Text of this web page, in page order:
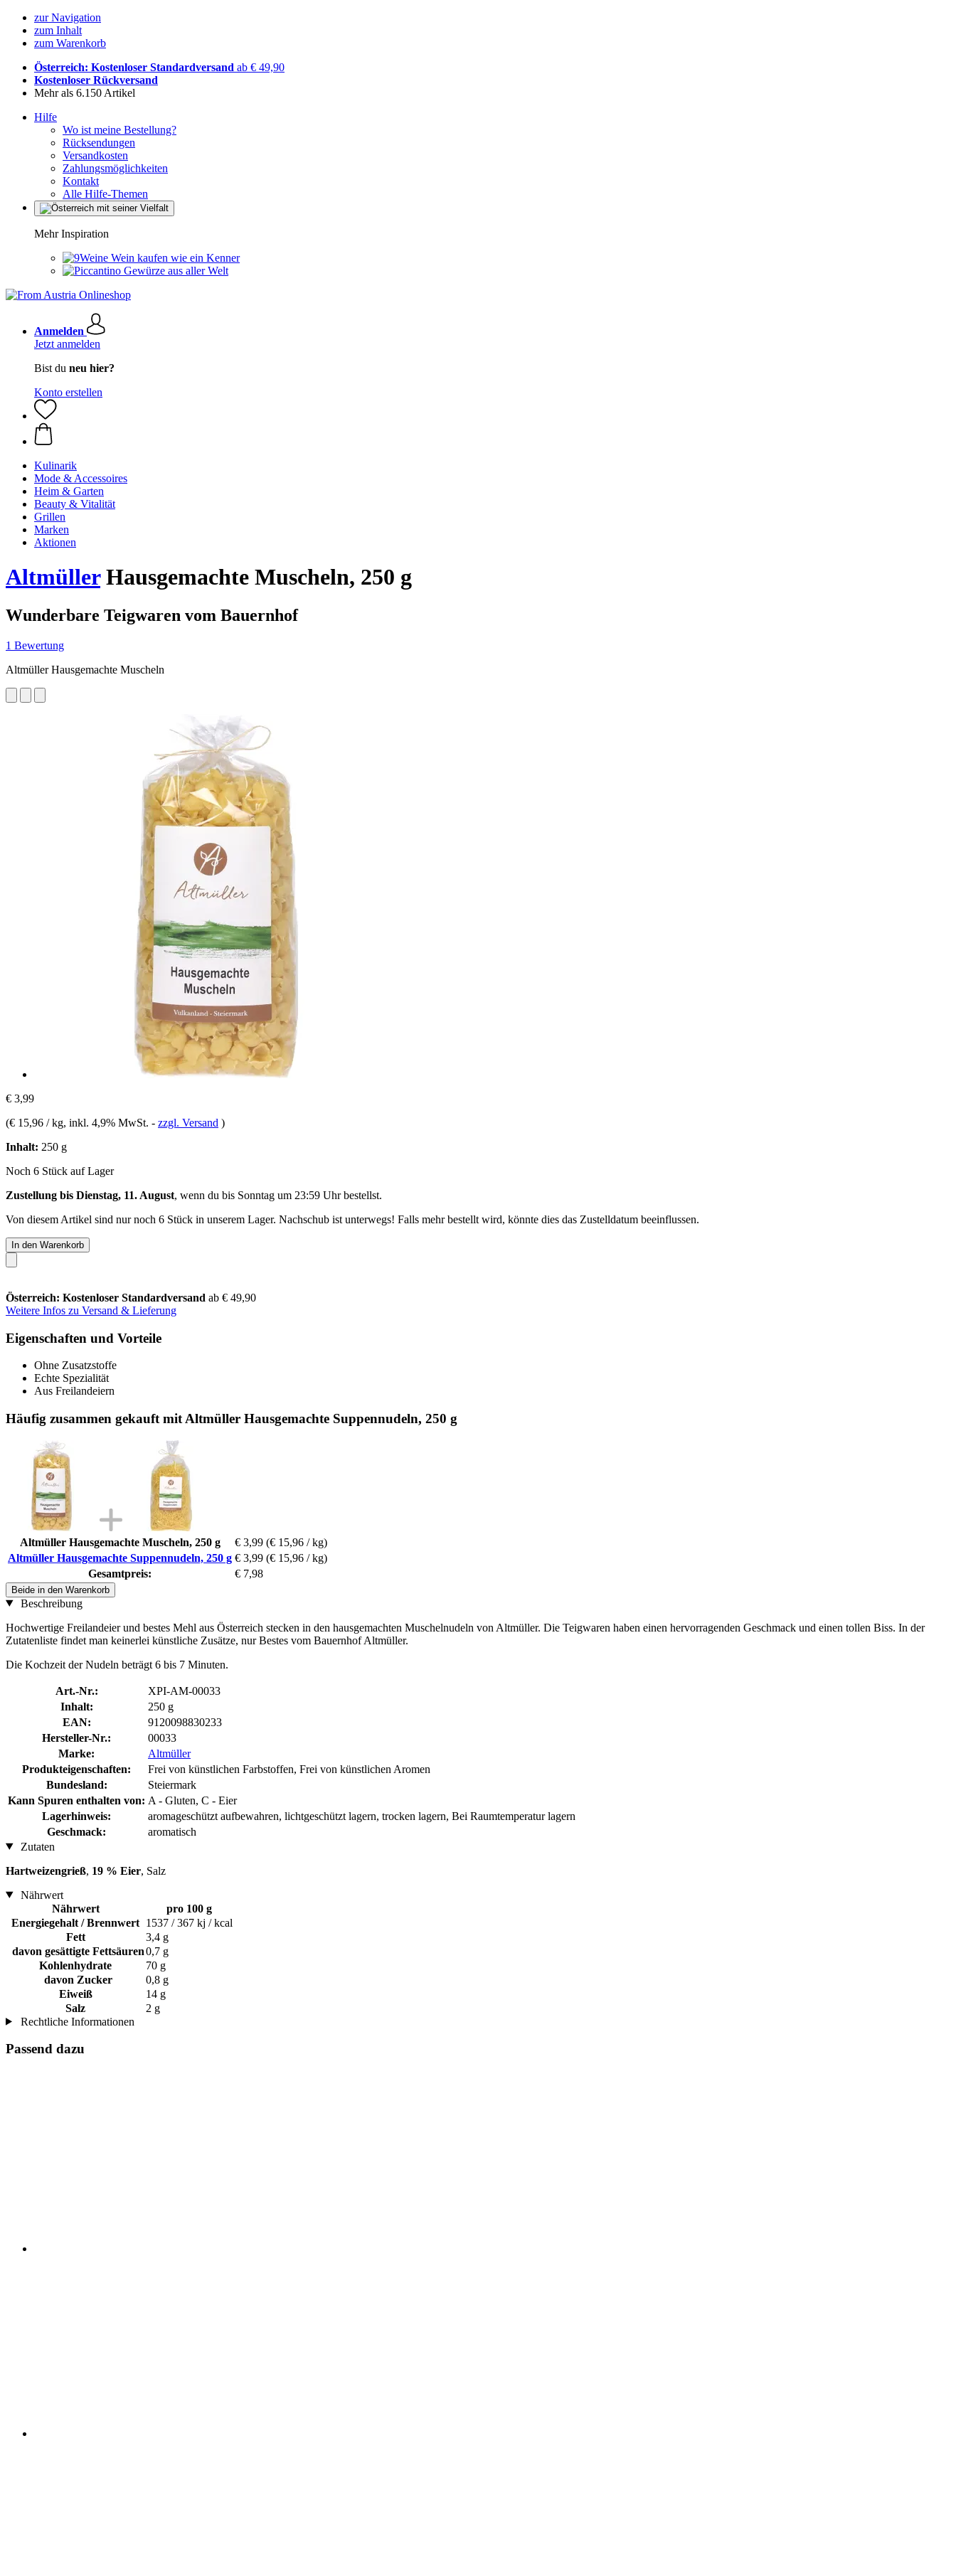
zur Navigation
zum Inhalt
zum Warenkorb
Österreich: Kostenloser Standardversand ab € 49,90
Kostenloser Rückversand
Mehr als 6.150 Artikel
Hilfe
Wo ist meine Bestellung?
Rücksendungen
Versandkosten
Zahlungsmöglichkeiten
Kontakt
Alle Hilfe-Themen
Mehr Inspiration
Wein kaufen wie ein Kenner
Gewürze aus aller Welt
Anmelden
Jetzt anmelden
Bist du neu hier?
Konto erstellen
Kulinarik
Mode & Accessoires
Heim & Garten
Beauty & Vitalität
Grillen
Marken
Aktionen
AltmüllerHausgemachte Muscheln, 250 g
Wunderbare Teigwaren vom Bauernhof
1 Bewertung
Altmüller Hausgemachte Muscheln
€ 3,99
(€ 15,96 / kg, inkl. 4,9% MwSt. - zzgl. Versand )
Inhalt: 250 g
Noch 6 Stück auf Lager
Zustellung bis Dienstag, 11. August, wenn du bis Sonntag um 23:59 Uhrbestellst.
Von diesem Artikel sind nur noch 6 Stück in unserem Lager. Nachschub ist unterwegs! Falls mehr bestellt wird, könnte dies das Zustelldatum beeinflussen.
In den Warenkorb
Österreich: Kostenloser Standardversand ab € 49,90
Weitere Infos zu Versand & Lieferung
Eigenschaften und Vorteile
Ohne Zusatzstoffe
Echte Spezialität
Aus Freilandeiern
Häufig zusammen gekauft mit Altmüller Hausgemachte Suppennudeln, 250 g
Altmüller Hausgemachte Muscheln, 250 g € 3,99 (€ 15,96 / kg)
Altmüller Hausgemachte Suppennudeln, 250 g € 3,99 (€ 15,96 / kg)
Gesamtpreis:
€ 7,98
Beide in den Warenkorb
Beschreibung
Hochwertige Freilandeier und bestes Mehl aus Österreich stecken in den hausgemachten Muschelnudeln von Altmüller. Die Teigwaren haben einen hervorragenden Geschmack und einen tollen Biss. In der
Zutatenliste findet man keinerlei künstliche Zusätze, nur Bestes vom Bauernhof Altmüller.
Die Kochzeit der Nudeln beträgt 6 bis 7 Minuten.
Art.-Nr.:
XPI-AM-00033
Inhalt:
250 g
EAN:
9120098830233
Hersteller-Nr.:
00033
Marke:
Altmüller
Produkteigenschaften:
Frei von künstlichen Farbstoffen, Frei von künstlichen Aromen
Bundesland:
Steiermark
Kann Spuren enthalten von: A - Gluten, C - Eier
Lagerhinweis:
aromageschützt aufbewahren, lichtgeschützt lagern, trocken lagern, Bei Raumtemperatur lagern
Geschmack:
aromatisch
Zutaten
Hartweizengrieß, 19 % Eier, Salz
Nährwert
Nährwert
pro 100 g
Energiegehalt / Brennwert 1537 / 367 kj / kcal
Fett
3,4 g
davon gesättigte Fettsäuren0,7 g
Kohlenhydrate
70 g
davon Zucker
0,8 g
Eiweiß
14 g
Salz
2 g
Rechtliche Informationen
Passend dazu